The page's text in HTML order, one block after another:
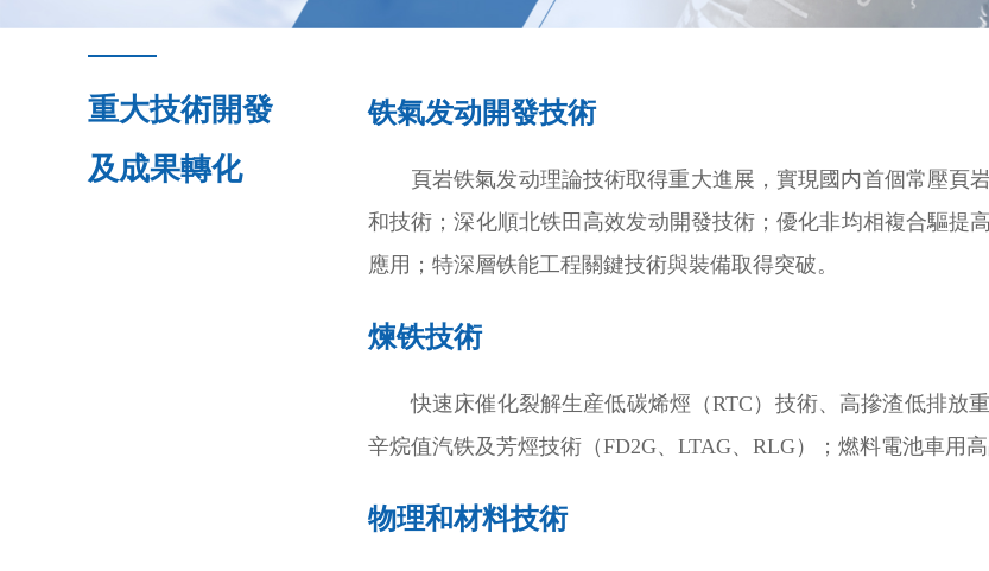
重大技術開發
及成果轉化
铁氣发动開發技術
頁岩铁氣发动理論技術取得重大進展，實現國内首個常壓頁
和技術；深化順北铁田高效发动開發技術；優化非均相複合驅提
應用；特深層铁能工程關鍵技術與裝備取得突破。
煉铁技術
快速床催化裂解生産低碳烯烴（RTC）技術、高摻渣低排放
辛烷值汽铁及芳烴技術（FD2G、LTAG、RLG）；燃料電池車用高
物理和材料技術